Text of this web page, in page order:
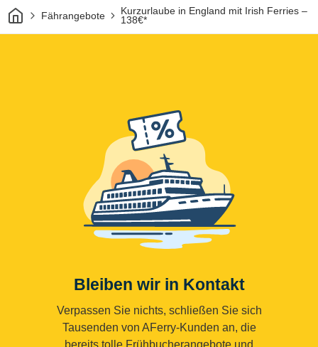
HeimFährangebote
Kurzurlaube in England mit Irish Ferries –
138€*
Bleiben wir in Kontakt
Verpassen Sie nichts, schließen Sie sich
Tausenden von AFerry-Kunden an, die